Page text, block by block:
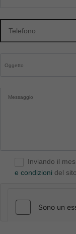
Inviando il
e condizioni del